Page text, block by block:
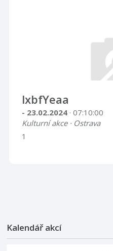
lxbfYeaa
- 23.02.2024 · 07:10:00
Kulturní akce · Ostrava
1
Kalendář akcí